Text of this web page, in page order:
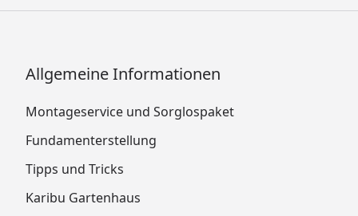
Allgemeine Informationen
Montageservice und Sorglospaket
Fundamenterstellung
Tipps und Tricks
Karibu Gartenhaus